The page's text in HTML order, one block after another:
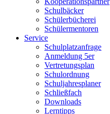
Schulbäcker
Schülerbücherei
Schülermentoren
Service
Schulplatzanfrage
Anmeldung 5er
Vertretungsplan
Schulordnung
Schuljahresplaner
Schließfach
Downloads
Lerntipps